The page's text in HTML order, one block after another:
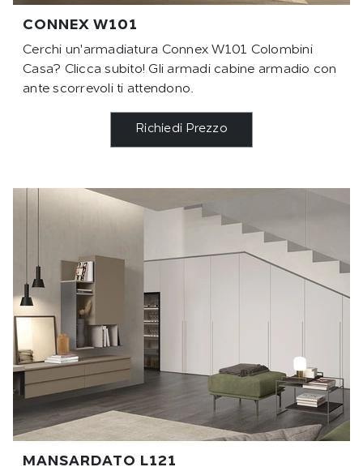
CONNEX W101
Cerchi un'armadiatura Connex W101 Colombini
Casa? Clicca subito! Gli armadi cabine armadio con
ante scorrevoli ti attendono.
Richiedi Prezzo
MANSARDATO L121